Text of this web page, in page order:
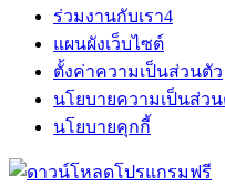
ร่วมงานกับเรา4
แผนผังเว็บไซต์
ตั้งค่าความเป็นส่วนตัว
นโยบายความเป็นส่วน
นโยบายคุกกี้